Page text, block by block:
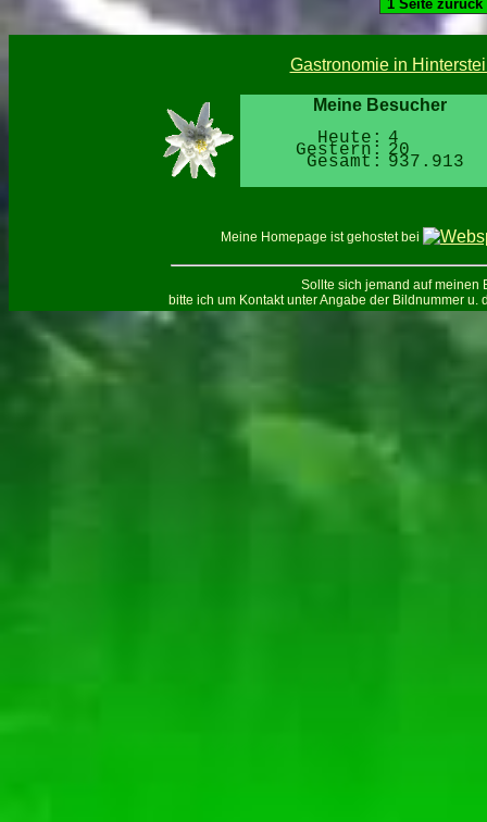
Gastronomie in
Meine Besucher
Heute: 4
Gestern: 20
Gesamt: 937.913
Meine Homepage ist gehostet bei
Sollte sich jemand auf meinen
bitte ich um Kontakt unter Angabe der Bildnummer